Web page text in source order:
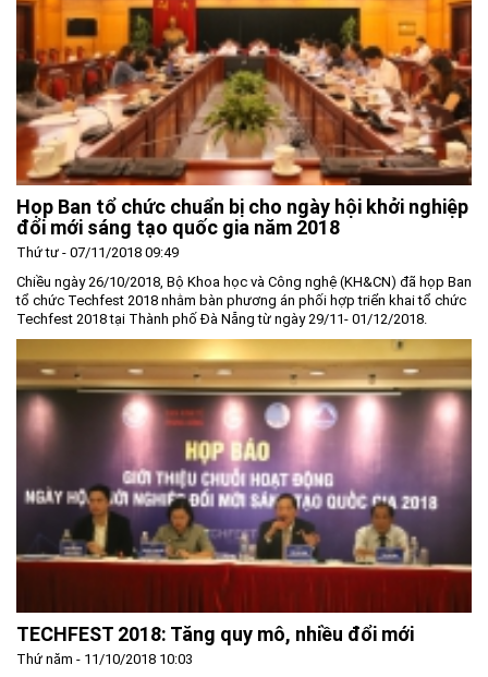
Môi trường
Quy hoạch - Xây dựng
Ưu đãi đầu tư
Công nghệ và Sản phẩm
Văn bản khác
Họp Ban tổ chức chuẩn bị cho ngày hội khởi nghiệp
đổi mới sáng tạo quốc gia năm 2018
Thứ tư - 07/11/2018 09:49
Chiều ngày 26/10/2018, Bộ Khoa học và Công nghệ (KH&CN) đã họp Ban
tổ chức Techfest 2018 nhằm bàn phương án phối hợp triển khai tổ chức
Techfest 2018 tại Thành phố Đà Nẵng từ ngày 29/11- 01/12/2018.
TECHFEST 2018: Tăng quy mô, nhiều đổi mới
Thứ năm - 11/10/2018 10:03